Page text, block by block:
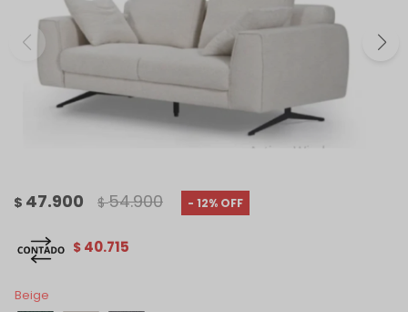
$ 47.900 $ 54.900 12
$ 40.715
Beige